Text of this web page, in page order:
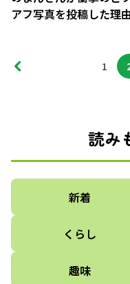
アフ写真を投稿した理
（12）
1
読み
新着
くらし
趣味